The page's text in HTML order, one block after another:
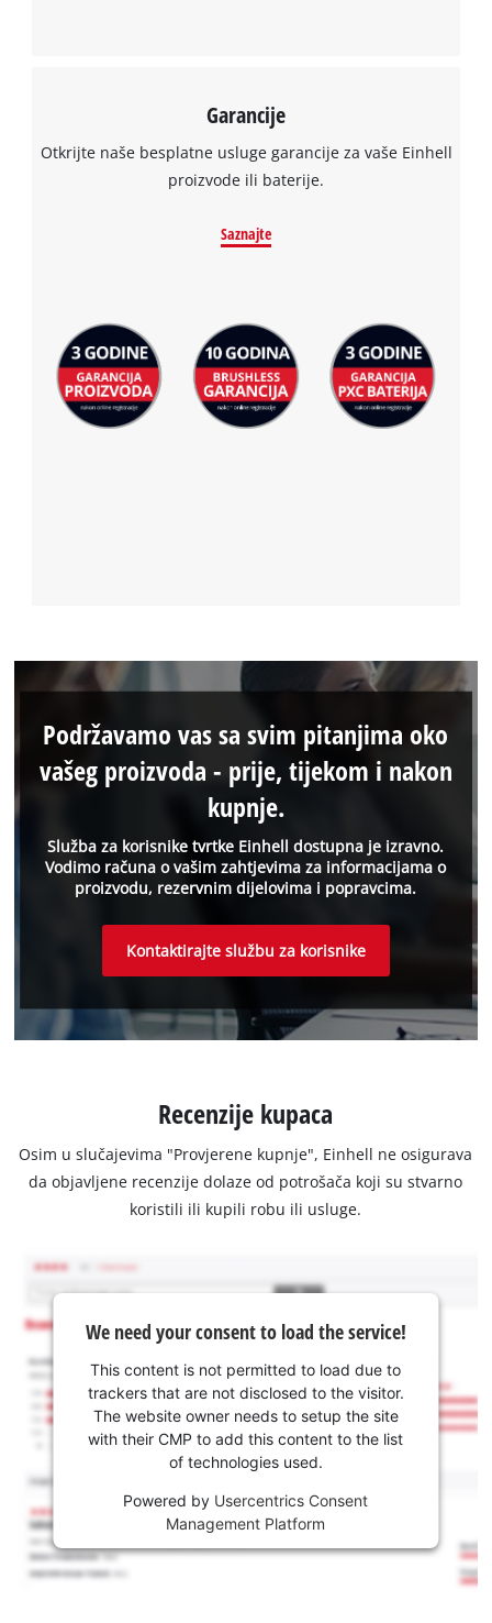
Garancije
Otkrijte naše besplatne usluge garancije za vaše Einhell
proizvode ili baterije.
Saznajte
Služba za korisnike tvrtke Einhell dostupna je izravno.
Vodimo računa o vašim zahtjevima za informacijama o
proizvodu, rezervnim dijelovima i popravcima.
Podržavamo vas sa svim pitanjima oko
vašeg proizvoda - prije, tijekom i nakon
kupnje.
Kontaktirajte službu za korisnike
Recenzije kupaca
Osim u slučajevima "Provjerene kupnje", Einhell ne osigurava
da objavljene recenzije dolaze od potrošača koji su stvarno
koristili ili kupili robu ili usluge.
We need your consent to load the service!
This content is not permitted to load due to
trackers that are not disclosed to the visitor.
The website owner needs to setup the site
with their CMP to add this content to the list
of technologies used.
Powered by Usercentrics Consent
Management Platform